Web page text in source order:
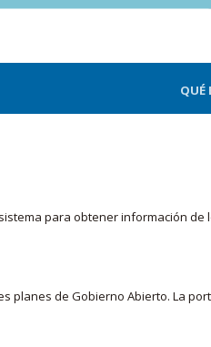
QUÉ
para obtener información
de Gobierno Abierto. La